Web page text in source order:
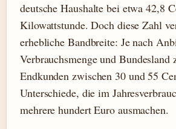
deutsche Haushalte bei etwa 42,8
Kilowattstunde. Doch diese Zahl
erhebliche Bandbreite: Je nach
Verbrauchsmenge und Bundesland
Endkunden zwischen 30 und 55
Unterschiede, die im
mehrere hundert Euro ausmachen.